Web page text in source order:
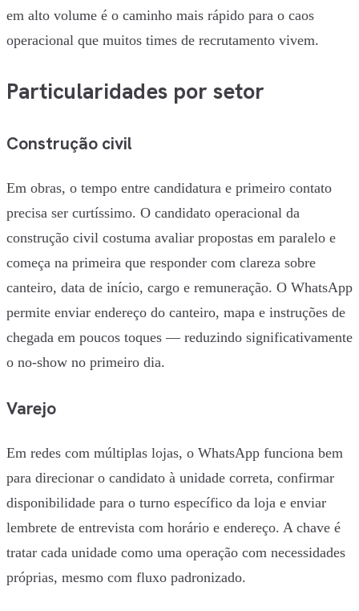
em alto volume é o caminho mais rápido para o caos
operacional que muitos times de recrutamento vivem.
Particularidades por setor
Construção civil
Em obras, o tempo entre candidatura e primeiro contato
precisa ser curtíssimo. O candidato operacional da
construção civil costuma avaliar propostas em paralelo e
começa na primeira que responder com clareza sobre
canteiro, data de início, cargo e remuneração. O WhatsApp
permite enviar endereço do canteiro, mapa e instruções de
chegada em poucos toques — reduzindo significativamente
o no-show no primeiro dia.
Varejo
Em redes com múltiplas lojas, o WhatsApp funciona bem
para direcionar o candidato à unidade correta, confirmar
disponibilidade para o turno específico da loja e enviar
lembrete de entrevista com horário e endereço. A chave é
tratar cada unidade como uma operação com necessidades
próprias, mesmo com fluxo padronizado.